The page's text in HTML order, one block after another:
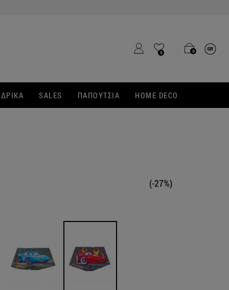
0 0
SALES ΠΑΠΟΥΤΣΙΑ HOME DECO
(-27%)